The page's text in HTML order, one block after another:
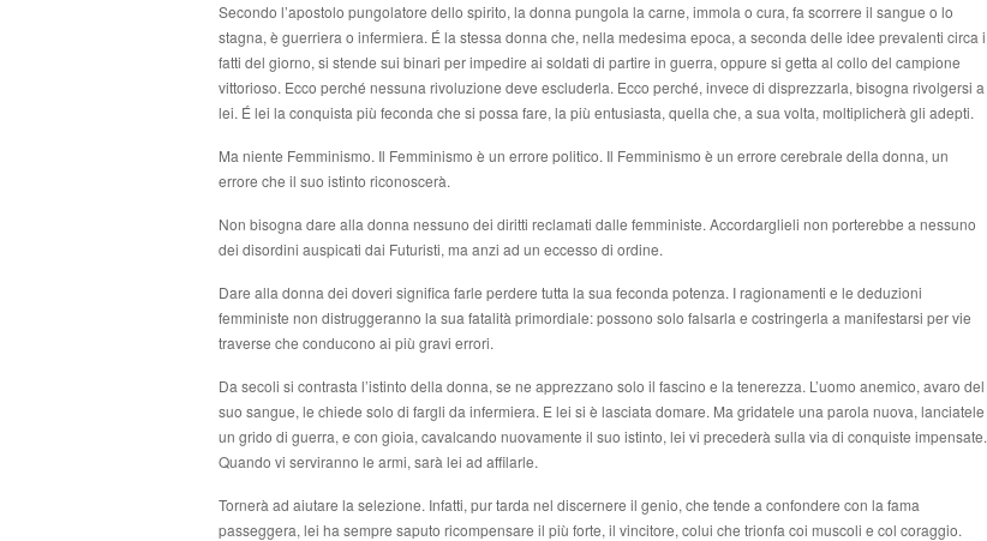
Secondo l’apostolo pungolatore dello spirito, la donna pungola la carne, immola o cura, fa scorrere il sangue o lo
stagna, è guerriera o infermiera. É la stessa donna che, nella medesima epoca, a seconda delle idee prevalenti circa i
fatti del giorno, si stende sui binari per impedire ai soldati di partire in guerra, oppure si getta al collo del campione
vittorioso. Ecco perché nessuna rivoluzione deve escluderla. Ecco perché, invece di disprezzarla, bisogna rivolgersi a
lei. É lei la conquista più feconda che si possa fare, la più entusiasta, quella che, a sua volta, moltiplicherà gli adepti.
Ma niente Femminismo. Il Femminismo è un errore politico. Il Femminismo è un errore cerebrale della donna, un
errore che il suo istinto riconoscerà.
Non bisogna dare alla donna nessuno dei diritti reclamati dalle femministe. Accordarglieli non porterebbe a nessuno
dei disordini auspicati dai Futuristi, ma anzi ad un eccesso di ordine.
Dare alla donna dei doveri significa farle perdere tutta la sua feconda potenza. I ragionamenti e le deduzioni
femministe non distruggeranno la sua fatalità primordiale: possono solo falsarla e costringerla a manifestarsi per vie
traverse che conducono ai più gravi errori.
Da secoli si contrasta l’istinto della donna, se ne apprezzano solo il fascino e la tenerezza. L’uomo anemico, avaro del
suo sangue, le chiede solo di fargli da infermiera. E lei si è lasciata domare. Ma gridatele una parola nuova, lanciatele
un grido di guerra, e con gioia, cavalcando nuovamente il suo istinto, lei vi precederà sulla via di conquiste impensate.
Quando vi serviranno le armi, sarà lei ad affilarle.
Tornerà ad aiutare la selezione. Infatti, pur tarda nel discernere il genio, che tende a confondere con la fama
passeggera, lei ha sempre saputo ricompensare il più forte, il vincitore, colui che trionfa coi muscoli e col coraggio.